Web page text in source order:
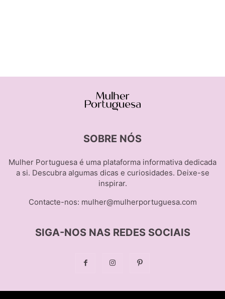
SOBRE NÓS
Mulher Portuguesa é uma plataforma informativa dedicada
a si. Descubra algumas dicas e curiosidades. Deixe-se
inspirar.
Contacte-nos: mulher@mulherportuguesa.com
SIGA-NOS NAS REDES SOCIAIS